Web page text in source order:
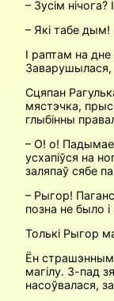
– Зусім
– Які табе дым!
І раптам на
Заварушылася,
Сцяпан
мястэчка,
глыбінны
– О! о!
усхапіўся на
заляпаў сябе
– Рыгор!
позна не было
Толькі Рыгор
Ён
магілу. З-пад
насоўвалася,